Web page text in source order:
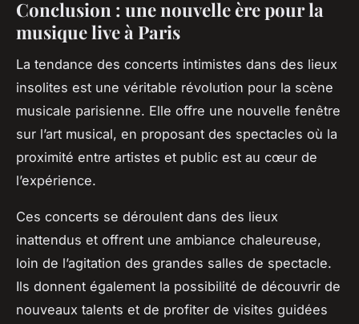
Conclusion : une nouvelle ère pour la
musique live à Paris
La tendance des concerts intimistes dans des lieux
insolites est une véritable révolution pour la scène
musicale parisienne. Elle offre une nouvelle fenêtre
sur l’art musical, en proposant des spectacles où la
proximité entre artistes et public est au cœur de
l’expérience.
Ces concerts se déroulent dans des lieux
inattendus et offrent une ambiance chaleureuse,
loin de l’agitation des grandes salles de spectacle.
Ils donnent également la possibilité de découvrir de
nouveaux talents et de profiter de visites guidées